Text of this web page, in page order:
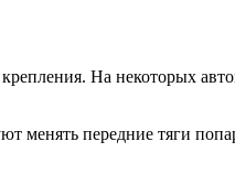
На некоторых
менять передние тяги